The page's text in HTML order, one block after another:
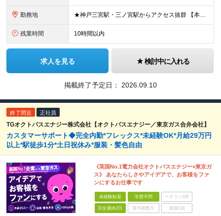
勤務地 ★神戸三宮駅・三ノ宮駅からアクセス抜群 【本社】 兵庫県神戸市中央区御幸通8-1-6 神戸国際会館14階 ※(変更の範囲)上記を除く当社関連勤務地
残業時間 10時間以内
求人を見る 検討中に入れる
掲載終了予定日： 2026.09.10
終了間近 正社員
TGオクトパスエナジー株式会社【オクトパスエナジー／東京ガス合弁会社】
カスタマーサポート◆完全内勤*フレックス*未経験OK*月給29万円
以上*駅徒歩1分*土日祝休み*服装・髪色自由
《英国No.1電力会社オクトパスエナジー×東京ガ
ス》 あなたらしさやアイデアで、お客様をファ
ンにするお仕事です
未経験歓迎 学歴不問 ベテランOK
完全週休2日 賞与複数月 面接1回